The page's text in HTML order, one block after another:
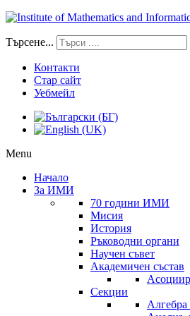
Търсене...
Контакти
Стар сайт
Уебмейл
Menu
Начало
За ИМИ
70 години ИМИ
Мисия
История
Ръководни органи
Научен съвет
Академичен състав
Секции
Алгебра